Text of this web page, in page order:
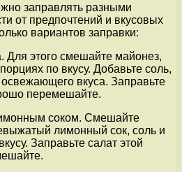
заправлять разными
от предпочтений и вкусовых
вариантов заправки:
Для этого смешайте майонез,
по вкусу. Добавьте соль,
вкуса. Заправьте
перемешайте.
соком. Смешайте
лимонный сок, соль и
Заправьте салат этой